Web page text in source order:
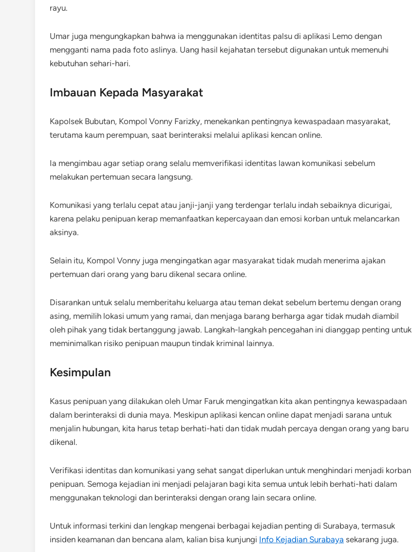
rayu.
Umar juga mengungkapkan bahwa ia menggunakan identitas palsu di aplikasi Lemo dengan
mengganti nama pada foto aslinya. Uang hasil kejahatan tersebut digunakan untuk memenuhi
kebutuhan sehari-hari.
Imbauan Kepada Masyarakat
Kapolsek Bubutan, Kompol Vonny Farizky, menekankan pentingnya kewaspadaan masyarakat,
terutama kaum perempuan, saat berinteraksi melalui aplikasi kencan online.
Ia mengimbau agar setiap orang selalu memverifikasi identitas lawan komunikasi sebelum
melakukan pertemuan secara langsung.
Komunikasi yang terlalu cepat atau janji-janji yang terdengar terlalu indah sebaiknya dicurigai,
karena pelaku penipuan kerap memanfaatkan kepercayaan dan emosi korban untuk melancarkan
aksinya.
Selain itu, Kompol Vonny juga mengingatkan agar masyarakat tidak mudah menerima ajakan
pertemuan dari orang yang baru dikenal secara online.
Disarankan untuk selalu memberitahu keluarga atau teman dekat sebelum bertemu dengan orang
asing, memilih lokasi umum yang ramai, dan menjaga barang berharga agar tidak mudah diambil
oleh pihak yang tidak bertanggung jawab. Langkah-langkah pencegahan ini dianggap penting untuk
meminimalkan risiko penipuan maupun tindak kriminal lainnya.
Kesimpulan
Kasus penipuan yang dilakukan oleh Umar Faruk mengingatkan kita akan pentingnya kewaspadaan
dalam berinteraksi di dunia maya. Meskipun aplikasi kencan online dapat menjadi sarana untuk
menjalin hubungan, kita harus tetap berhati-hati dan tidak mudah percaya dengan orang yang baru
dikenal.
Verifikasi identitas dan komunikasi yang sehat sangat diperlukan untuk menghindari menjadi korban
penipuan. Semoga kejadian ini menjadi pelajaran bagi kita semua untuk lebih berhati-hati dalam
menggunakan teknologi dan berinteraksi dengan orang lain secara online.
Untuk informasi terkini dan lengkap mengenai berbagai kejadian penting di Surabaya, termasuk
insiden keamanan dan bencana alam, kalian bisa kunjungi Info Kejadian Surabaya sekarang juga.